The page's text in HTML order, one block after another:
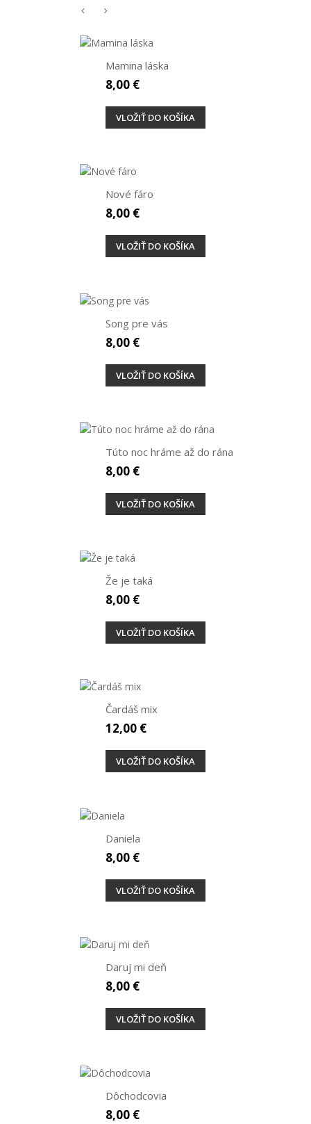
Mamina láska
8,00 €
VLOŽIŤ DO KOŠÍKA
Nové fáro
8,00 €
VLOŽIŤ DO KOŠÍKA
Song pre vás
8,00 €
VLOŽIŤ DO KOŠÍKA
Túto noc hráme až do rána
8,00 €
VLOŽIŤ DO KOŠÍKA
Že je taká
8,00 €
VLOŽIŤ DO KOŠÍKA
Čardáš mix
12,00 €
VLOŽIŤ DO KOŠÍKA
Daniela
8,00 €
VLOŽIŤ DO KOŠÍKA
Daruj mi deň
8,00 €
VLOŽIŤ DO KOŠÍKA
Dôchodcovia
8,00 €